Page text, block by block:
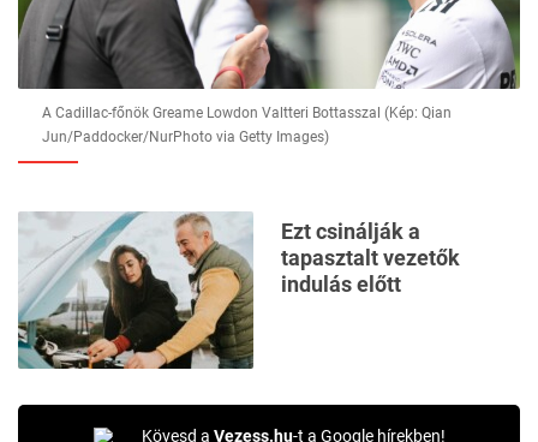
A Cadillac-főnök Greame Lowdon Valtteri Bottasszal (Kép: Qian
Jun/Paddocker/NurPhoto via Getty Images)
Ezt csinálják a
tapasztalt vezetők
indulás előtt
Kövesd a Vezess.hu-t a Google hírekben!